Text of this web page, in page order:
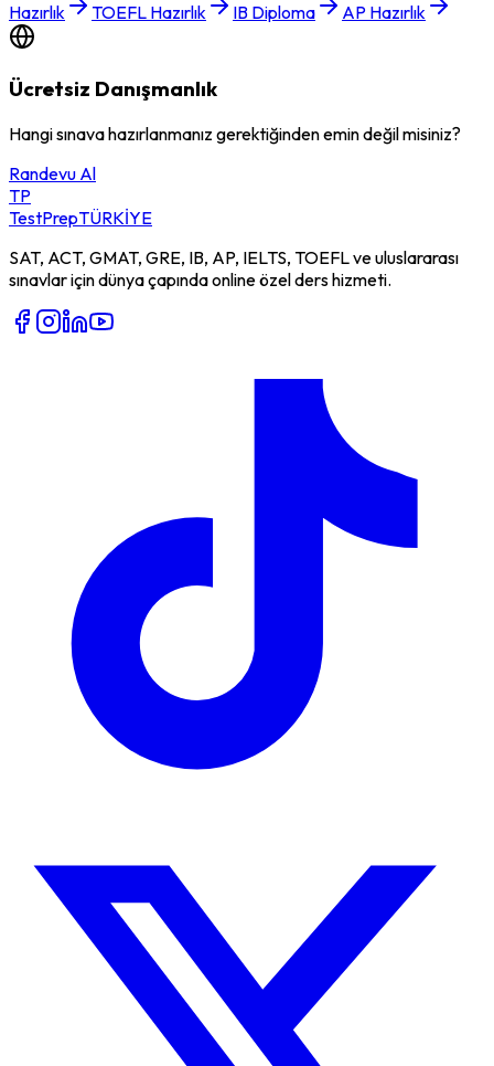
Hazırlık
TOEFL Hazırlık IB Diploma AP Hazırlık
Ücretsiz Danışmanlık
Hangi sınava hazırlanmanız gerektiğinden emin değil misiniz?
Randevu Al
TP
TestPrepTÜRKİYE
SAT, ACT, GMAT, GRE, IB, AP, IELTS, TOEFL ve uluslararası
sınavlar için dünya çapında online özel ders hizmeti.